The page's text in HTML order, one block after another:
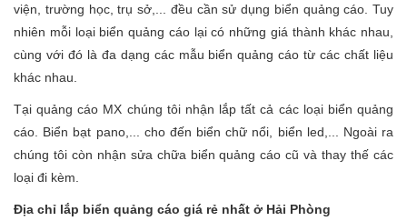
viện, trường học, trụ sở,... đều cần sử dụng biển quảng cáo. Tuy
nhiên mỗi loại biển quảng cáo lại có những giá thành khác nhau,
cùng với đó là đa dạng các mẫu biển quảng cáo từ các chất liệu
khác nhau.
Tại quảng cáo MX chúng tôi nhận lắp tất cả các loại biển quảng
cáo. Biển bạt pano,... cho đến biển chữ nổi, biển led,... Ngoài ra
chúng tôi còn nhận sửa chữa biển quảng cáo cũ và thay thế các
loại đi kèm.
Địa chỉ lắp biển quảng cáo giá rẻ nhất ở Hải Phòng